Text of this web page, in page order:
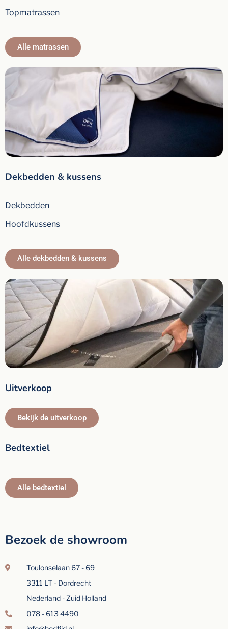
Topmatrassen
Alle matrassen
Dekbedden & kussens
Dekbedden
Hoofdkussens
Alle dekbedden & kussens
Uitverkoop
Bekijk de uitverkoop
Bedtextiel
Alle bedtextiel
Bezoek de showroom
Toulonselaan 67 - 69
3311 LT - Dordrecht
Nederland - Zuid Holland
078 - 613 4490